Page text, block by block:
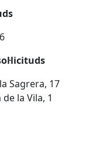
Sagrera, 17
la Vila, 1